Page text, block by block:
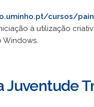
cursos/
à utilização
Windows.
Juventude